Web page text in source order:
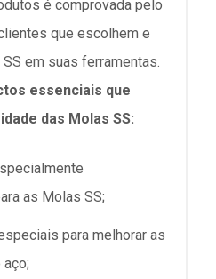
é comprovada pelo
que escolhem e
em suas ferramentas.
essenciais que
das Molas SS:
as Molas SS;
para melhorar as